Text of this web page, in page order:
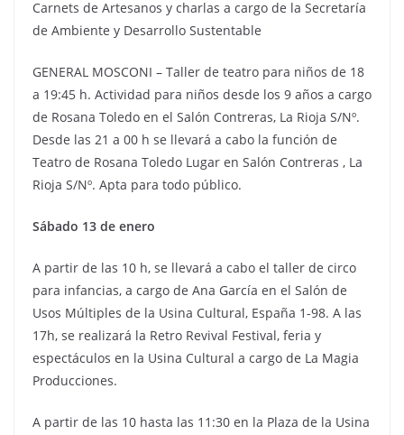
Carnets de Artesanos y charlas a cargo de la Secretaría
de Ambiente y Desarrollo Sustentable
GENERAL MOSCONI – Taller de teatro para niños de 18
a 19:45 h. Actividad para niños desde los 9 años a cargo
de Rosana Toledo en el Salón Contreras, La Rioja S/Nº.
Desde las 21 a 00 h se llevará a cabo la función de
Teatro de Rosana Toledo Lugar en Salón Contreras , La
Rioja S/Nº. Apta para todo público.
Sábado 13 de enero
A partir de las 10 h, se llevará a cabo el taller de circo
para infancias, a cargo de Ana García en el Salón de
Usos Múltiples de la Usina Cultural, España 1-98. A las
17h, se realizará la Retro Revival Festival, feria y
espectáculos en la Usina Cultural a cargo de La Magia
Producciones.
A partir de las 10 hasta las 11:30 en la Plaza de la Usina